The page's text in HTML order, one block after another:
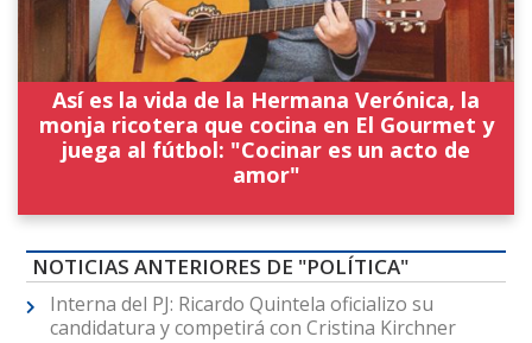
Así es la vida de la Hermana Verónica, la
monja ricotera que cocina en El Gourmet y
juega al fútbol: "Cocinar es un acto de
amor"
NOTICIAS ANTERIORES DE "POLÍTICA"
Interna del PJ: Ricardo Quintela oficializo su
candidatura y competirá con Cristina Kirchner